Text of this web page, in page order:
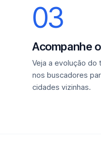
03
Acompanhe
Veja a evolução do
nos buscadores
cidades vizinhas.